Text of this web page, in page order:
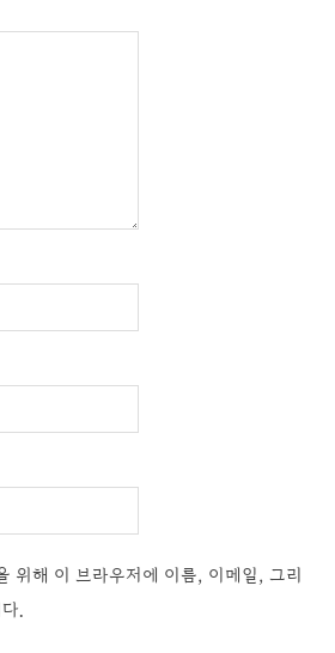
위해 이 브라우저에 이름, 이메일, 그리
.